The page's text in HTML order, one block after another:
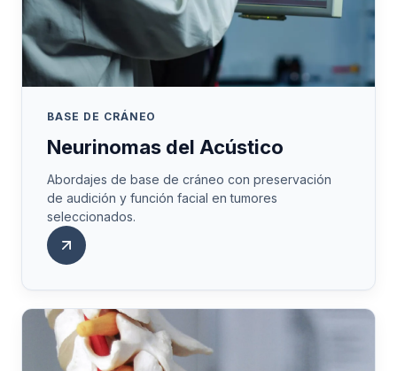
BASE DE CRÁNEO
Neurinomas del Acústico
Abordajes de base de cráneo con preservación
de audición y función facial en tumores
seleccionados.